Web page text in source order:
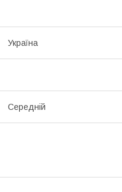
Україна
Середній